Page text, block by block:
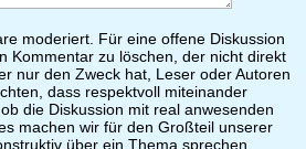
moderiert. Für eine offene Diskussion
Kommentar zu löschen, der nicht direkt
nur den Zweck hat, Leser oder Autoren
dass respektvoll miteinander
die Diskussion mit real anwesenden
machen wir für den Großteil unserer
über ein Thema sprechen